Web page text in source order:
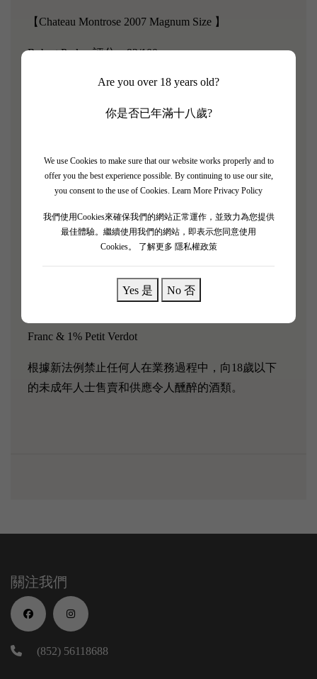
Are you over 18 years old?
你是否已年滿十八歲?
We use Cookies to make sure that our website works properly and to
offer you the best experience possible. By continuing to use our site,
you consent to the use of Cookies. Learn More Privacy Policy
我們使用Cookies來確保我們的網站正常運作，並致力為您提供
最佳體驗。繼續使用我們的網站，即表示您同意使用
Cookies。
了解更多 隱私權政策
Yes 是 No 否
【Chateau Montrose 2007 Magnum Size 】
Robert Parker 評分：92/100
Château Montrose 位於波爾多北部梅多克地區的 Saint-
「2007 年的 Montrose 有一種清脆、泥土、煙草香
味，鼠尾草和丁香在玻璃杯中逐漸發展，顯然是Saint
Estèphe決心在過時的葡萄酒中取得成功，而這個莊園
在這方面做得很好。 口感中等酒體，單寧顆粒感十
足。」－Robert Parker
Franc & 1% Petit Verdot
根據新法例禁止任何人在業務過程中，向18歲以下
的未成年人士售賣和供應令人醺醉的酒類。
關注我們
(852) 56118688